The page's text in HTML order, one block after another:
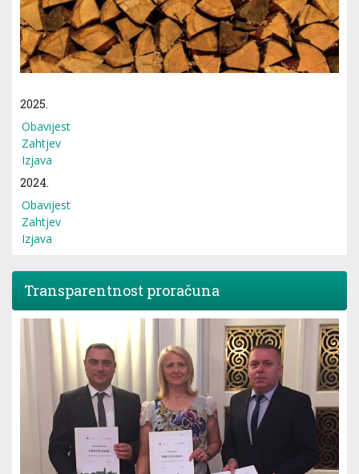
2025.
Obavijest
Zahtjev
Izjava
2024.
Obavijest
Zahtjev
Izjava
Transparentnost proračuna